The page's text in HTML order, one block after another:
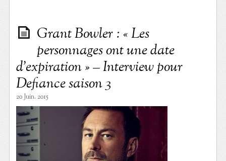
Grant Bowler : « Les
personnages ont une date
d’expiration » – Interview pour
Defiance saison 3
20 Juin. 2015